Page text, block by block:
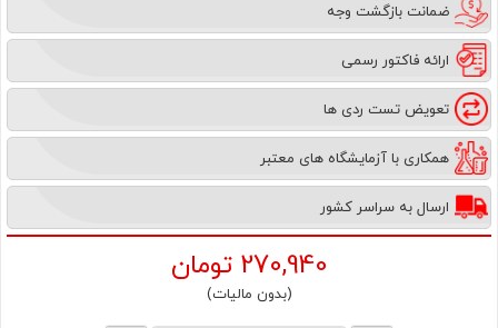
ضمانت بازگشت وجه
ارائه فاکتور رسمی
تعویض تست ردی ها
همکاری با آزمایشگاه های معتبر
ارسال به سراسر کشور
270,940 تومان
(بدون مالیات)